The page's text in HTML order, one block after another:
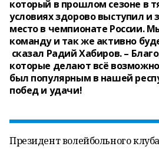
который в прошлом сезоне в
условиях здорово выступил и
место в чемпионате России.
команду и так же активно
сказал Радий Хабиров. –
которые делают всё
был популярным в нашей
побед и удачи!
Президент волейбольного